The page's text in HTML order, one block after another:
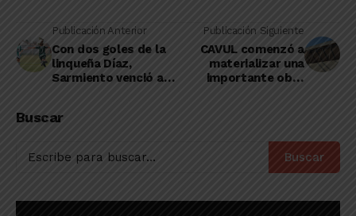
Publicación Anterior
Con dos goles de la
linqueña Díaz,
Sarmiento venció a
Publicación Siguiente
CAVUL comenzó a
materializar una
importante obra
Buscar
Buscar